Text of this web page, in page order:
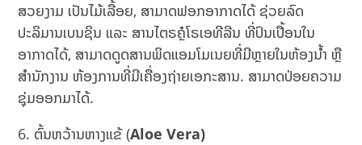
ສວຍງາມ ເປັນໄມ້ເລື້ອຍ, ສາມາດຟອກອາກາດໄດ້ ຊ່ວຍລົດ
ປະລິມານເບນຊິນ ແລະ ສານໄຕຣຄຼໍໂຣເອທີລີນ ທີ່ປົນເປື້ອນໃນ
ອາກາດໄດ້, ສາມາດດູດສານພິດແອມໂມເນຍທີ່ມີຫຼາຍໃນຫ້ອງນ້ຳ ຫຼື
ສຳນັກງານ ຫ້ອງການທີ່ມີເຄື່ອງຖ່າຍເອກະສານ. ສາມາດປ່ອຍຄວາມ
ຊຸ່ມອອກມາໄດ້.
ຕົ້ນຫວ້ານຫາງແຂ້ (Aloe Vera)